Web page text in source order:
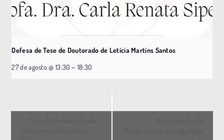
Defesa de Tese de Doutorado de Letícia Martins Santos
27 de agosto @ 13:30 – 18:30